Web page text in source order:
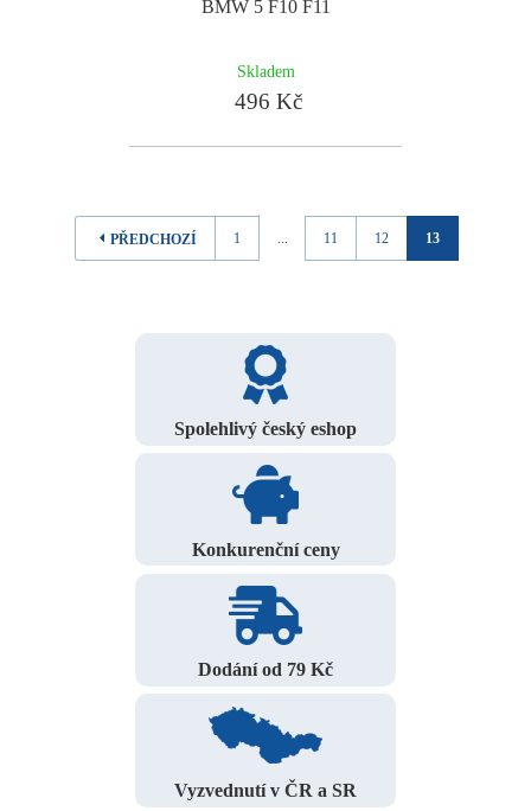
BMW 5 F10 F11
Skladem
496 Kč
PŘEDCHOZÍ 1 ... 11 12 13
Spolehlivý český eshop
Konkurenční ceny
Dodání od 79 Kč
Vyzvednutí v ČR a SR